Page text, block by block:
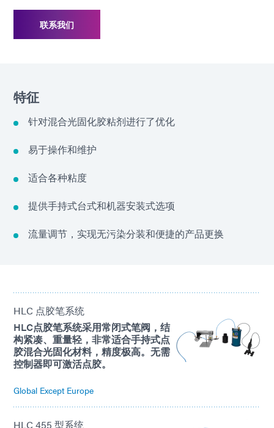
联系我们
特征
针对混合光固化胶粘剂进行了优化
易于操作和维护
适合各种粘度
提供手持式台式和机器安装式选项
流量调节，实现无污染分装和便捷的产品更换
HLC 点胶笔系统
HLC点胶笔系统采用常闭式笔阀，结
构紧凑、重量轻，非常适合手持式点
胶混合光固化材料，精度极高。无需
控制器即可激活点胶。
Global Except Europe
HLC 455 型系统